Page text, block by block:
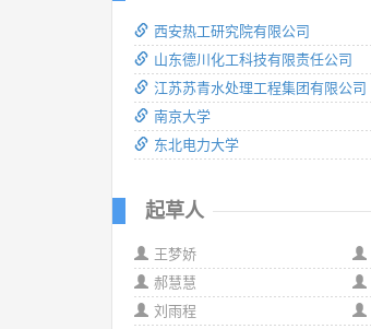
西安热工研究院有限公司
山东德川化工科技有限责任公司
江苏苏青水处理工程集团有限公司
南京大学
东北电力大学
起草人
王梦娇
郝慧慧
刘雨程